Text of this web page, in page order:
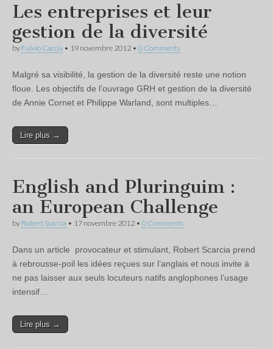
Les entreprises et leur
gestion de la diversité
by Fulvio Caccia • 19 novembre 2012 • 0 Comments
Malgré sa visibilité, la gestion de la diversité reste une notion
floue. Les objectifs de l’ouvrage GRH et gestion de la diversité
de Annie Cornet et Philippe Warland, sont multiples…
Lire plus →
English and Pluringuim :
an European Challenge
by Robert Scarcia • 17 novembre 2012 • 0 Comments
Dans un article provocateur et stimulant, Robert Scarcia prend
à rebrousse-poil les idées reçues sur l’anglais et nous invite à
ne pas laisser aux seuls locuteurs natifs anglophones l’usage
intensif…
Lire plus →